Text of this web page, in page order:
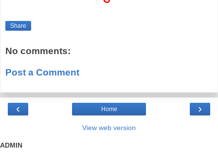
Share
No comments:
Post a Comment
‹ ›
Home
View web version
ADMIN